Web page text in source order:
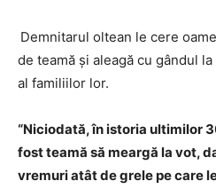
Demnitarul oltean le cere
de teamă și aleagă cu gândul
al familiilor lor.
“Niciodată, în istoria ultimilor
fost teamă să meargă la vot,
vremuri atât de grele pe care